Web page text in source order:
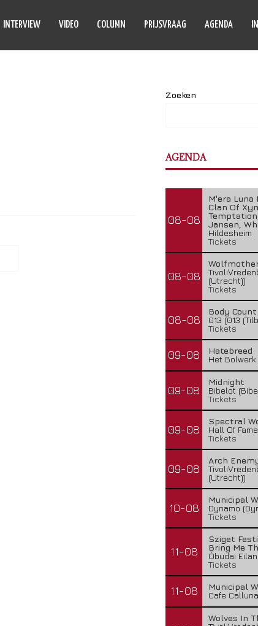
INTERVIEW VIDEO COLUMN PRIJSVRAAG AGENDA
Zoeken
AGENDA
08-08
M'era Luna
Clan Of
Jansen,
Hildesheim
Tickets
08-08
(Utrecht))
Tickets
08-08
Body
013 (013
Tickets
09-08
Hatebreed
Het
09-08
Midnight
Bibelot
Tickets
09-08
Spectral
Hall Of
Tickets
09-08
Arch
(Utrecht))
10-08
Municipal
Dynamo
Tickets
11-08
Sziget
Bring Me
Óbudai
Tickets
11-08
Municipal
Cafe
Wolves In